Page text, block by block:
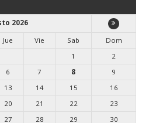
2026
Jue Vie Sab
Dom
1
2
6 7 8
9
13 14 15
16
20 21 22
23
27 28 29
30